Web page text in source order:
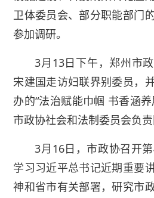
卫体委员会、部分职能部门
参加调研。
3月13日下午，郑州市
宋建国走访妇联界别委员，
办的“法治赋能巾帼 书香涵养
市政协社会和法制委员会负责
3月16日，市政协召开
学习习近平总书记近期重要
神和省市有关部署，研究市